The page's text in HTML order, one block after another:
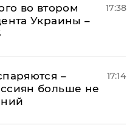
во втором
Украины –
17:38
–
больше не
17:14